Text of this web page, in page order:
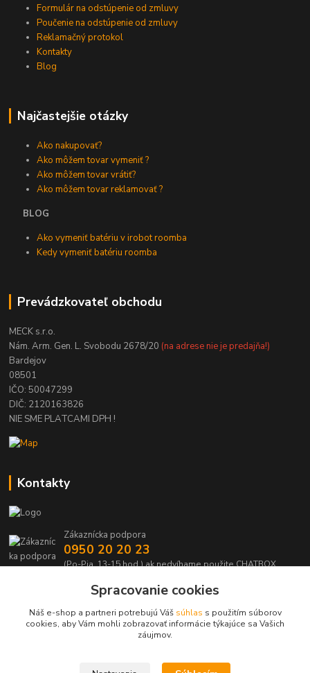
Formulár na odstúpenie od zmluvy
Poučenie na odstúpenie od zmluvy
Reklamačný protokol
Kontakty
Blog
Najčastejšie otázky
Ako nakupovať?
Ako môžem tovar vymeniť ?
Ako môžem tovar vrátiť?
Ako môžem tovar reklamovať ?
BLOG
Ako vymeniť batériu v irobot roomba
Kedy vymeniť batériu roomba
Prevádzkovateľ obchodu
MECK s.r.o.
Nám. Arm. Gen. L. Svobodu 2678/20 (na adrese nie je predajňa!)
Bardejov
08501
IČO: 50047299
DIČ: 2120163826
NIE SME PLATCAMI DPH !
Kontakty
Zákaznícka podpora
0950 20 20 23
(Po-Pia, 13-15 hod.) ak nedvíhame použite CHATBOX
info@kabelmanie.skSpracovanie cookies
Náš e-shop a partneri potrebujú Váš súhlas s použitím súborov
cookies, aby Vám mohli zobrazovať informácie týkajúce sa Vašich
záujmov.